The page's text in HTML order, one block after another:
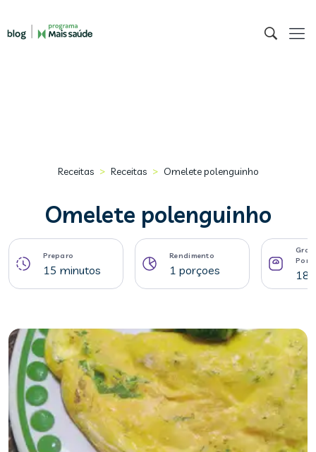
Receitas > Receitas > Omelete polenguinho
Omelete polenguinho
Preparo
15 minutos
Rendimento
1 porçoes